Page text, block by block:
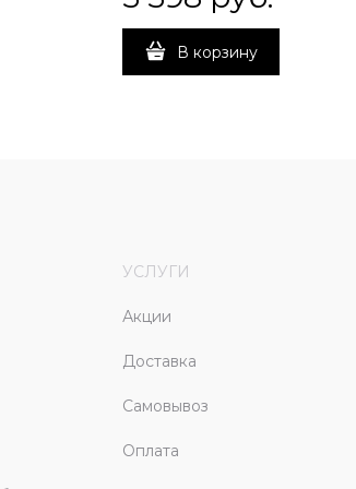
В корзину
УСЛУГИ
Акции
Доставка
Самовывоз
Оплата